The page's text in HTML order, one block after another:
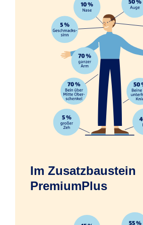
ab 35 %
Psychologische
schweren
Folgen psychischer und
Störungen
Erfrierungen infolge
Im Zusatzbaustein
PremiumPlus